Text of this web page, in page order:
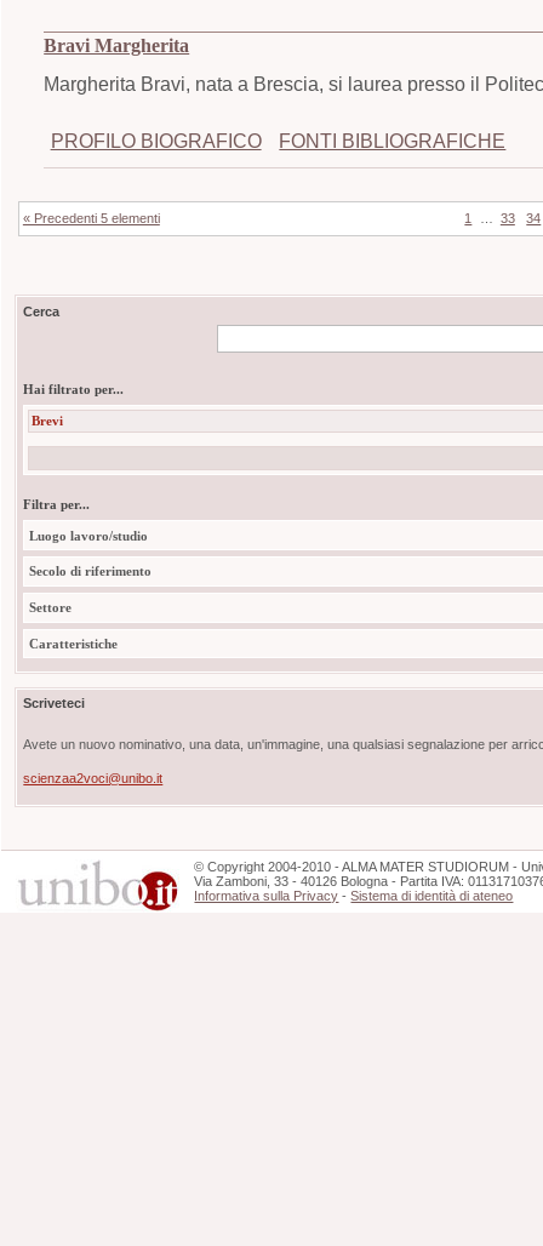
Bravi Margherita
Margherita Bravi, nata a Brescia, si laurea presso il
PROFILO BIOGRAFICO FONTI BIBLIOGRAFICHE
« Precedenti 5 elementi 1 33 34
Cerca
Hai filtrato per...
Brevi
Filtra per...
Luogo lavoro/studio
Secolo di riferimento
Settore
Caratteristiche
Scriveteci
Avete un nuovo nominativo, una data, un'immagine, una qualsiasi segnalazione per
scienzaa2voci@unibo.it
©Copyright 2004-2010 - ALMA MATER STUDIORUM -
Via Zamboni, 33 - 40126 Bologna - Partita IVA:
Informativa sulla Privacy -Sistema di identità di ateneo